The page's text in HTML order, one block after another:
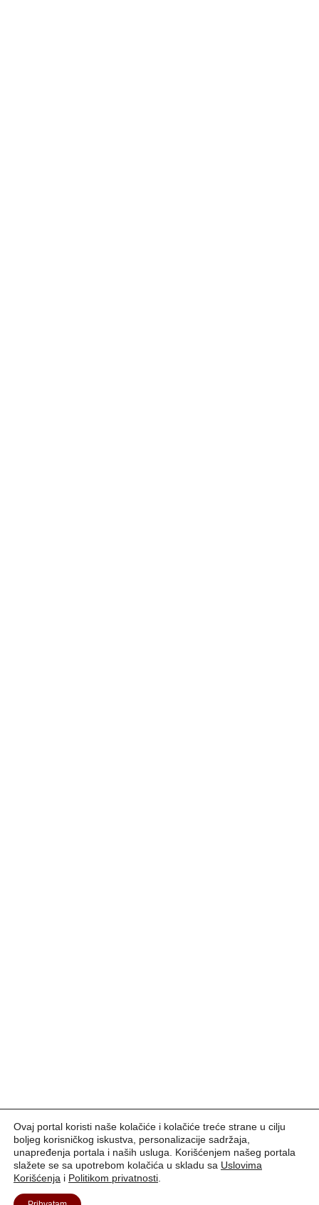
Ovaj portal koristi naše kolačiće i kolačiće treće strane u cilju
boljeg korisničkog iskustva, personalizacije sadržaja,
unapređenja portala i naših usluga. Korišćenjem našeg portala
slažete se sa upotrebom kolačića u skladu sa Uslovima
Korišćenja i Politikom privatnosti